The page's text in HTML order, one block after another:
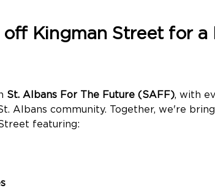
off Kingman Street for a
St. Albans For The Future (SAFF), with
Albans community. Together, we're
featuring: